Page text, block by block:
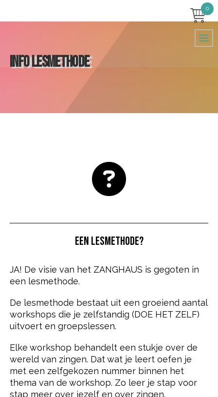
0
INFO LESMETHODE
EEN LESMETHODE?
JA! De visie van het ZANGHAUS is gegoten in
een lesmethode.
De lesmethode bestaat uit een groeiend aantal
workshops die je zelfstandig (DOE HET ZELF)
uitvoert en groepslessen.
Elke workshop behandelt een stukje over de
wereld van zingen. Dat wat je leert oefen je
met een zelfgekozen nummer binnen het
thema van de workshop. Zo leer je stap voor
stap meer over jezelf en over zingen.